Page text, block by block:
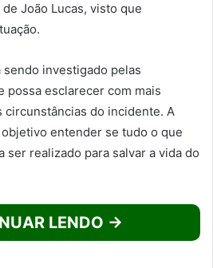
João Lucas, visto que
investigado pelas
possa esclarecer com mais
circunstâncias do incidente. A
entender se tudo o que
ser realizado para salvar a vida do
LENDO →